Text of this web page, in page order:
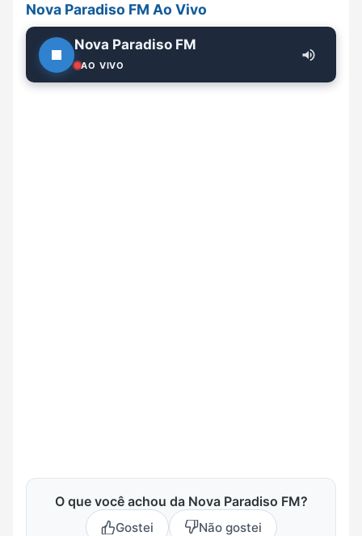
Nova Paradiso FM Ao Vivo
Nova Paradiso FM
AO VIVO
O que você achou da Nova Paradiso FM?
Gostei Não gostei